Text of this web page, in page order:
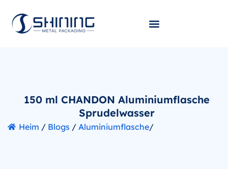
150 ml CHANDON Aluminiumflasche
Sprudelwasser
Heim / Blogs / Aluminiumflasche/